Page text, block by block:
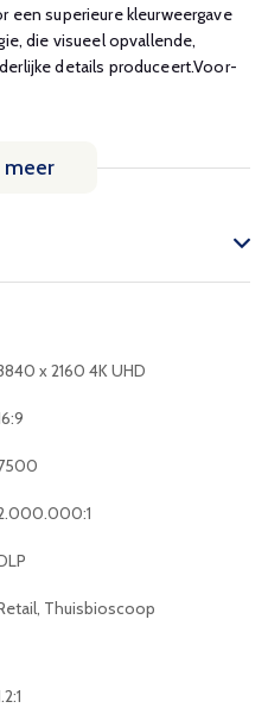
superieure kleurweergave
die visueel opvallende,
details produceert.Voor-
meer
x 2160 4K UHD
Thuisbioscoop